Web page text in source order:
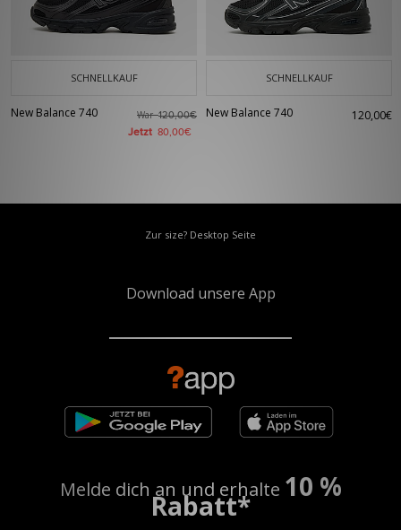
und Streetwear-Stilen abdeckt.
SCHNELLKAUF
New Balance 740 War120,00€
Jetzt 80,00€
SCHNELLKAUF
New Balance 740 120,00€
Zur size? Desktop Seite
Download unsere App
Melde dich an und erhalte 10 %
Rabatt*